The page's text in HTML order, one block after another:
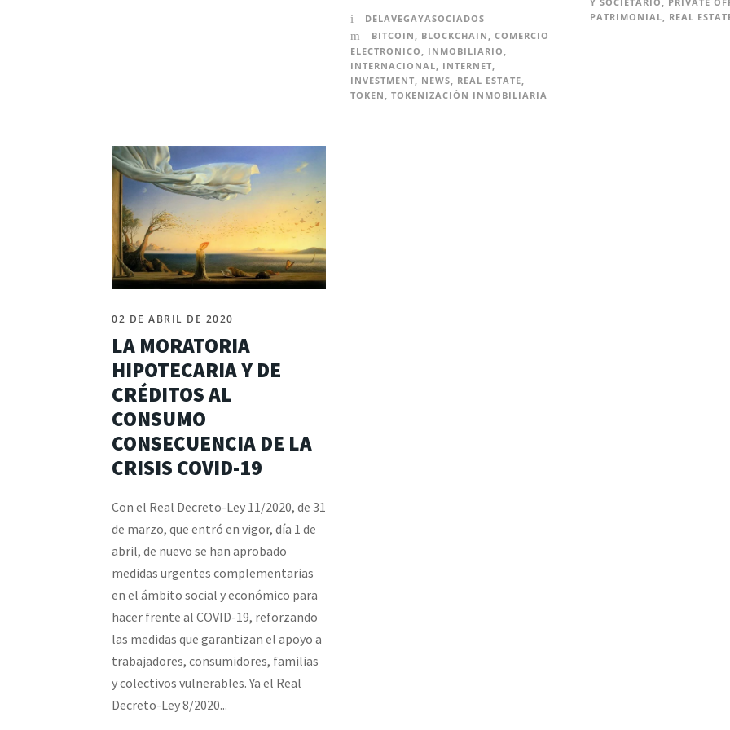
DELAVEGAYASOCIADOS
BITCOIN , BLOCKCHAIN , COMERCIO
ELECTRONICO , INMOBILIARIO ,
INTERNACIONAL, INTERNET,
INVESTMENT, NEWS, REAL ESTATE,
TOKEN , TOKENIZACIÓN INMOBILIARIA
PATRIMONIAL, REAL
02 DE ABRIL DE 2020
LA MORATORIA
HIPOTECARIA Y DE
CRÉDITOS AL
CONSUMO
CONSECUENCIA DE LA
CRISIS COVID-19
Con el Real Decreto-Ley 11/2020, de 31
de marzo, que entró en vigor, día 1 de
abril, de nuevo se han aprobado
medidas urgentes complementarias
en el ámbito social y económico para
hacer frente al COVID-19, reforzando
las medidas que garantizan el apoyo a
trabajadores, consumidores, familias
y colectivos vulnerables. Ya el Real
Decreto-Ley 8/2020...